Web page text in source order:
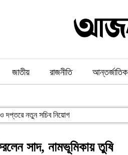
জাতীয় রাজনীতি আন্তর্জাতিক
ও দপ্তরে নতুন সচিব নিয়োগ
সাদ, নামভূমিকায় তুষি